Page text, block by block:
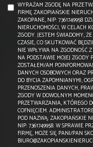
WYRAŻAM ZGODĘ NA
FIRMĘ ZAKOPIAŃSKIE
ZAKOPANE, NIP: 7361749958
NIERUCHOMOŚCI, W CELACH
ZGODY. JESTEM ŚWIADOMY,
CZASIE, CO SKUTKOWAĆ
NIE WPŁYWA NA ZGODNOŚĆ
NA PODSTAWIE MOJEJ ZGODY
ZOSTAŁEM/AM
DANYCH OSOBOWYCH ORAZ
DO BYCIA ZAPOMNIANYM),
PRZENOSZENIA DANYCH,
ZGODY W DOWOLNYM
PRZETWARZANIA, KTÓREGO
COFNIĘCIEM.
POD NAZWĄ: ZAKOPIAŃSKIE
NIP: 7361749958. W SPRAWIE
FIRMĘ, MOŻE SIĘ PANI/PAN